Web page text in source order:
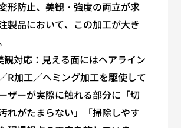
形防止、美観・強度の両立が求
製品において、この加工が大き
観対応：見える面にはヘアライン
R加工／ヘミング加工を駆使して
ザーが実際に触れる部分に「切
れがたまらない」「掃除しやす